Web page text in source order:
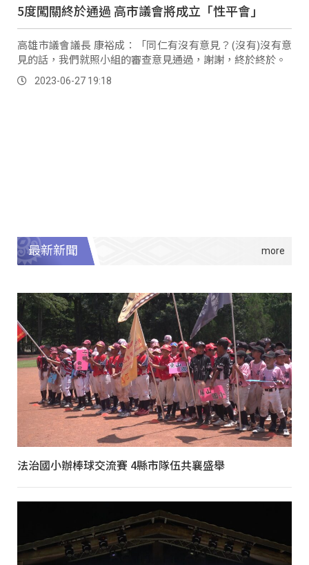
5度闖關終於通過 高市議會將成立「性平會」
高雄市議會議長 康裕成：「同仁有沒有意見？(沒有)沒有意
見的話，我們就照小組的審查意見通過，謝謝，終於終於。
2023-06-27 19:18
最新新聞
法治國小辦棒球交流賽 4縣市隊伍共襄盛舉